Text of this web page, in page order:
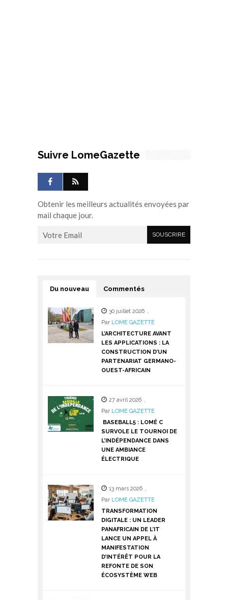
Suivre LomeGazette
Obtenir les meilleurs actualités envoyées par
mail chaque jour.
Du nouveau Commentés
30 juillet 2026 ,
Par LOME GAZETTE
L’ARCHITECTURE AVANT
LES APPLICATIONS : LA
CONSTRUCTION D’UN
PARTENARIAT GERMANO-
OUEST-AFRICAIN
27 avril 2026 ,
Par LOME GAZETTE
BASEBALL5 : LOMÉ C
SURVOLE LE TOURNOI DE
L’INDÉPENDANCE DANS
UNE AMBIANCE
ÉLECTRIQUE
13 mars 2026 ,
Par LOME GAZETTE
TRANSFORMATION
DIGITALE : UN LEADER
PANAFRICAIN DE L’IT
LANCE UN APPEL À
MANIFESTATION
D’INTÉRÊT POUR LA
REFONTE DE SON
ÉCOSYSTÈME WEB